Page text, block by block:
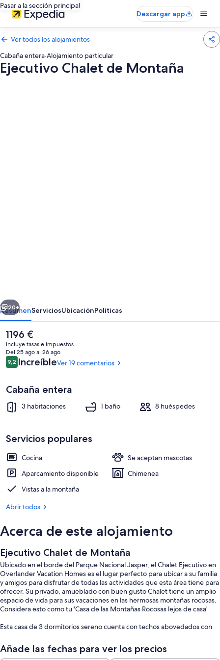
Pasar a la sección principal
Descargar app
Ver todos los alojamientos
Cabaña entera·Alojamiento particular
Ejecutivo Chalet de Montaña
Siguiente
20+
ResumenServiciosUbicaciónPolíticas
El
precio
actual
es
de
1196 €
incluye tasas e impuestos
Del 25 ago al 26 ago
Comentarios
9,29,2 de 10
IncreíbleVer 19 comentarios
Cabaña entera
3 habitaciones 1 baño 8 huéspedes
Servicios populares
Cocina
Se aceptan mascotas
Aparcamiento disponible
Chimenea
Vistas a la montaña
Abrir todos
Acerca de este alojamiento
Ejecutivo Chalet de Montaña
Ubicado en el borde del Parque Nacional Jasper, el Chalet Ejecutivo en
Overlander Vacation Homes es el lugar perfecto para ubicar a su familia
y amigos para disfrutar de todas las actividades que esta área tiene para
ofrecer. Su privado, amueblado con buen gusto Chalet tiene un amplio
espacio de vida para sus vacaciones en las hermosas montañas rocosas.
Considera esto como tu 'Casa de las Montañas Rocosas lejos de casa'
Esta casa de 3 dormitorios sereno cuenta con techos abovedados con
vistas a la montaña. El nivel superior cuenta con un baño completo, una
cama tamaño queen en un altillo abierto y una maravillosa cama tamaño
Añade las fechas para ver los precios